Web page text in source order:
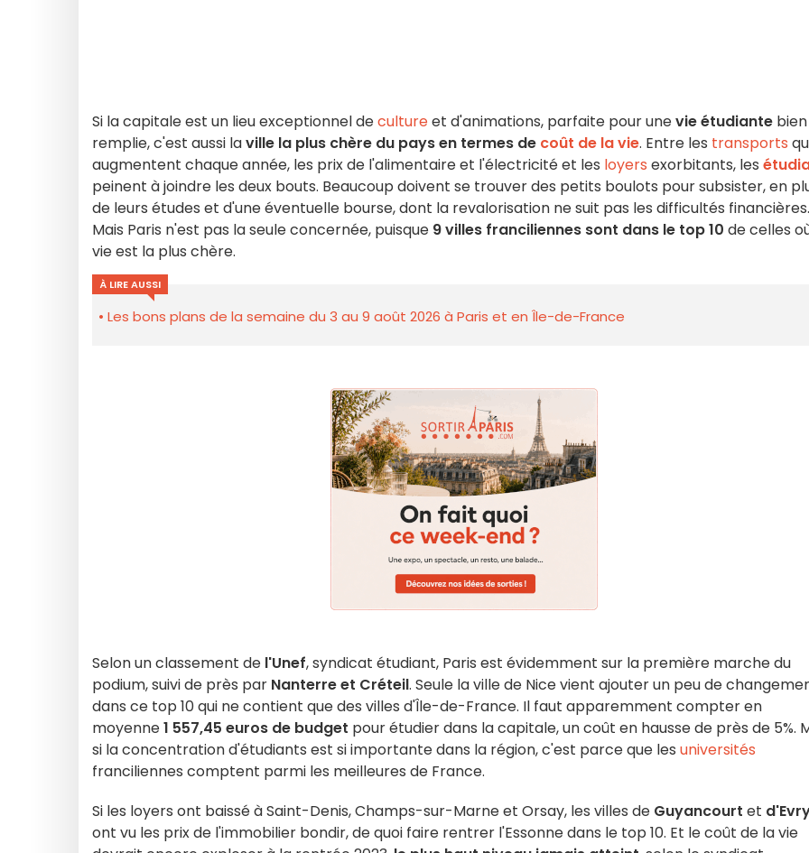
Si la capitale est un lieu exceptionnel decultureet d'animations, parfaite pour unevie étudiante bien
remplie, c'est aussi laville la plus chère du pays en termes de coût de la vie. Entre les transports
augmentent chaque année, les prix de l'alimentaire et l'électricité et les loyers exorbitants, les
peinent à joindre les deux bouts. Beaucoup doivent se trouver des petits boulots pour subsister, en
de leurs études et d'une éventuelle bourse, dont la revalorisation ne suit pas les difficultés financières.
Mais Paris n'est pas la seule concernée, puisque 9 villes franciliennes sont dans le top 10 de celles
vie est la plus chère.
À LIRE AUSSI
Les bons plans de la semaine du 3 au 9 août 2026 à Paris et en Île-de-France
Selon un classement de l'Unef, syndicat étudiant, Paris est évidemment sur la première marche du
podium, suivi de près par Nanterre et Créteil. Seule la ville de Nice vient ajouter un peu de
dans ce top 10 qui ne contient que des villes d'Île-de-France. Il faut apparemment compter en
moyenne1 557,45 euros de budget pour étudier dans la capitale, un coût en hausse de près de 5%.
si la concentration d'étudiants est si importante dans la région, c'est parce que les universités
franciliennes comptent parmi les meilleures de France.
Si les loyers ont baissé à Saint-Denis, Champs-sur-Marne et Orsay, les villes de Guyancourt et
ont vu les prix de l'immobilier bondir, de quoi faire rentrer l'Essonne dans le top 10. Et le coût de la vie